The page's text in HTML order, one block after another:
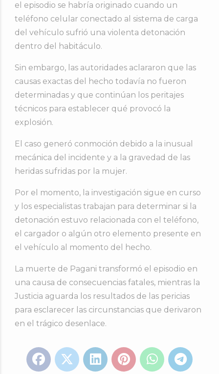
el episodio se habría originado cuando un
teléfono celular conectado al sistema de carga
del vehículo sufrió una violenta detonación
dentro del habitáculo.
Sin embargo, las autoridades aclararon que las
causas exactas del hecho todavía no fueron
determinadas y que continúan los peritajes
técnicos para establecer qué provocó la
explosión.
El caso generó conmoción debido a la inusual
mecánica del incidente y a la gravedad de las
heridas sufridas por la mujer.
Por el momento, la investigación sigue en curso
y los especialistas trabajan para determinar si la
detonación estuvo relacionada con el teléfono,
el cargador o algún otro elemento presente en
el vehículo al momento del hecho.
La muerte de Pagani transformó el episodio en
una causa de consecuencias fatales, mientras la
Justicia aguarda los resultados de las pericias
para esclarecer las circunstancias que derivaron
en el trágico desenlace.